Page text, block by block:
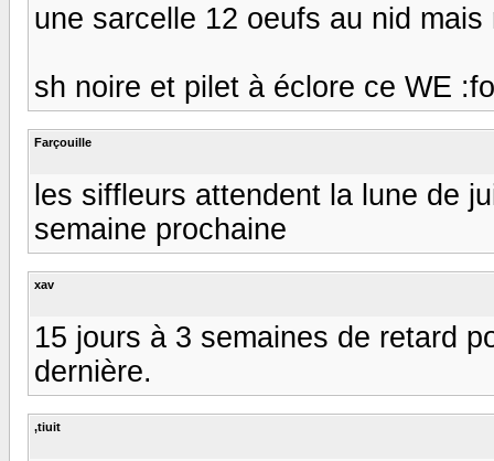
une sarcelle 12 oeufs au nid
sh noire et pilet à éclore ce WE
Farçouille
les siffleurs attendent la lune de
semaine prochaine
xav
15 jours à 3 semaines de retard
dernière.
,tiuit